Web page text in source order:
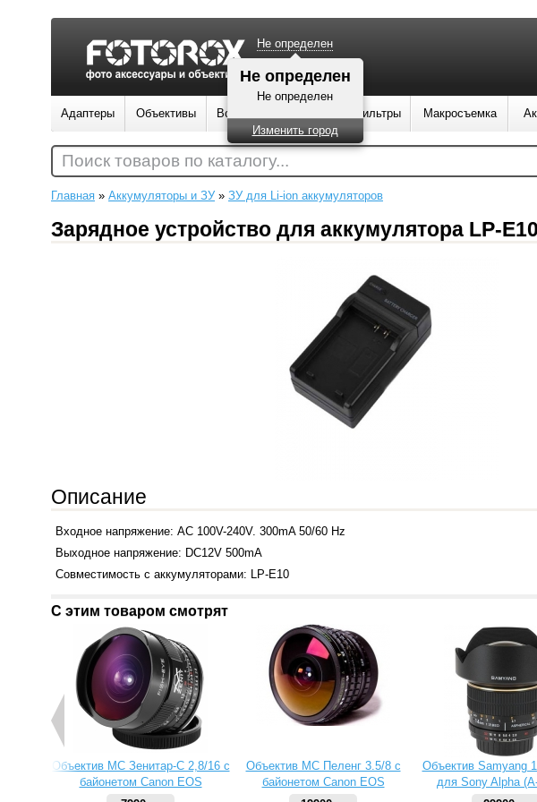
Главная » Аккумуляторы и ЗУ » ЗУ для Li-ion аккумуляторов
Зарядное устройство для аккумулятора LP-
Описание
Входное напряжение: AC 100V-240V. 300mA 50/60 Hz
Выходное напряжение: DC12V 500mA
Cовместимость с аккумуляторами: LP-E10
С этим товаром смотрят
Объектив МС Зенитар-C 2,8/16 с
байонетом Canon EOS
Объектив МС Пеленг 3.5/8 с
байонетом Canon EOS
Объектив Samyang
для Sony Alpha
Не определен
Не определен
Не определен
Изменить город
Адаптеры Объективы Вспышки Фильтры Макросъемка
Поиск товаров по каталогу...